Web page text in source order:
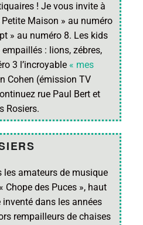
! Je vous invite à
Maison » au numéro
» au numéro 8. Les kids
: lions, zébres,
3 l’incroyable « mes
Cohen (émission TV
rue Paul Bert et
Rosiers.
les amateurs de musique
Chope des Puces », haut
dans les années
rempailleurs de chaises